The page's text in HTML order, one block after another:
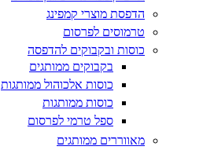
הדפסת מוצרי קמפינג
טרמוסים לפרסום
כוסות ובקבוקים להדפסה
בקבוקים ממותגים
כוסות אלכוהול ממותגות
כוסות ממותגות
ספל טרמי לפרסום
מאווררים ממותגים